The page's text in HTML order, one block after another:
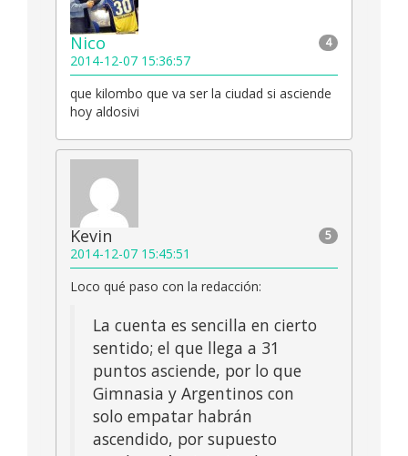
4
Nico
2014-12-07 15:36:57
que kilombo que va ser la ciudad si asciende
hoy aldosivi
5
Kevin
2014-12-07 15:45:51
Loco qué paso con la redacción:
La cuenta es sencilla en cierto
sentido; el que llega a 31
puntos asciende, por lo que
Gimnasia y Argentinos con
solo empatar habrán
ascendido, por supuesto